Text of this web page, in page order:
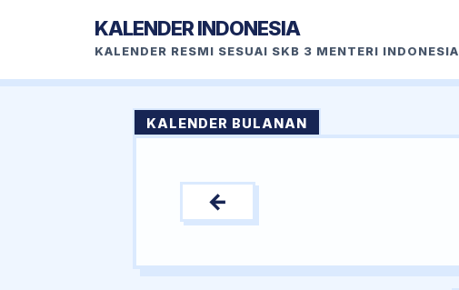
KALENDER INDONESIA
KALENDER RESMI SESUAI SKB 3 MENTERI INDONESIA
KALENDER BULANAN
←